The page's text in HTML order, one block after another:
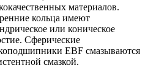
материалов.
кольца имеют
или коническое
Сферические
EBF смазываются
смазкой.